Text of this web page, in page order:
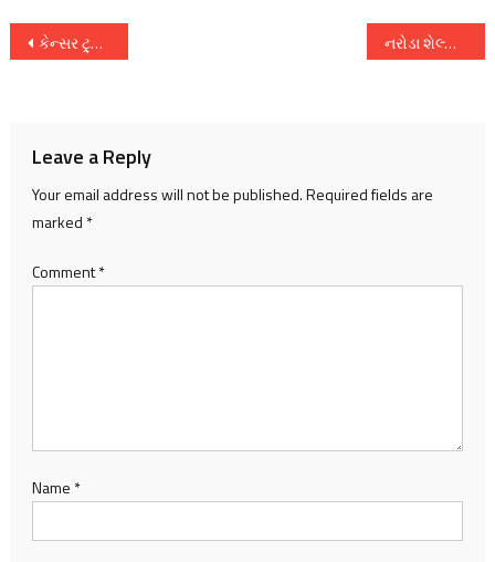
Post
કેન્સર ટ્ર્રીટમેન્ટમાં નવી દિશાના પગરણ નરોડા શેલ્બી હોસ્પિટલ્સ ખાતે 200 કેન્સર વિજેતાઓએ તેમની સારવાર કરનારા ડોક્ટરોની સાથે તેમના વિજયની ઉજવણી કરી
Leave a Reply
Your email address will not be published.Required fields are
marked *
Comment*
Name *